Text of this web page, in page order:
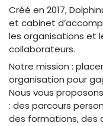
Créé en 2017,
et cabinet
les organisations et
collaborateurs.
Notre mission :
organisation pour
Nous vous
: des parcours
des formations, des